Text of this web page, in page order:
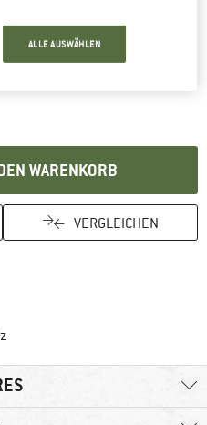
sich in einer Infobox und
WARENKORB
VERGLEICHEN
Zahlungs-Infos hier! Öffnet
ALLE AUSWÄHLEN